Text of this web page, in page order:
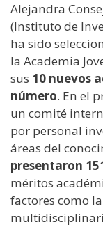
Alejandra
(Instituto de
ha sido
la Academia
sus 10 nuevos
número. En el
un comité
por personal
áreas del
presentaron
méritos
factores como